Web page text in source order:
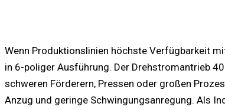
Wenn Produktionslinien höchste Verfügbarkeit
in 6-poliger Ausführung. Der Drehstromantrieb
schweren Förderern, Pressen oder großen
Anzug und geringe Schwingungsanregung. Als